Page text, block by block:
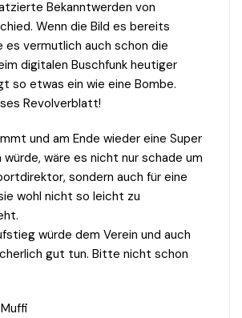
Bekanntwerden von
Wenn die Bild es bereits
es vermutlich auch schon die
digitalen Buschfunk heutiger
so etwas ein wie eine Bombe.
Revolverblatt!
und am Ende wieder eine Super
wäre es nicht nur schade um
sondern auch für eine
wohl nicht so leicht zu
würde dem Verein und auch
gut tun. Bitte nicht schon